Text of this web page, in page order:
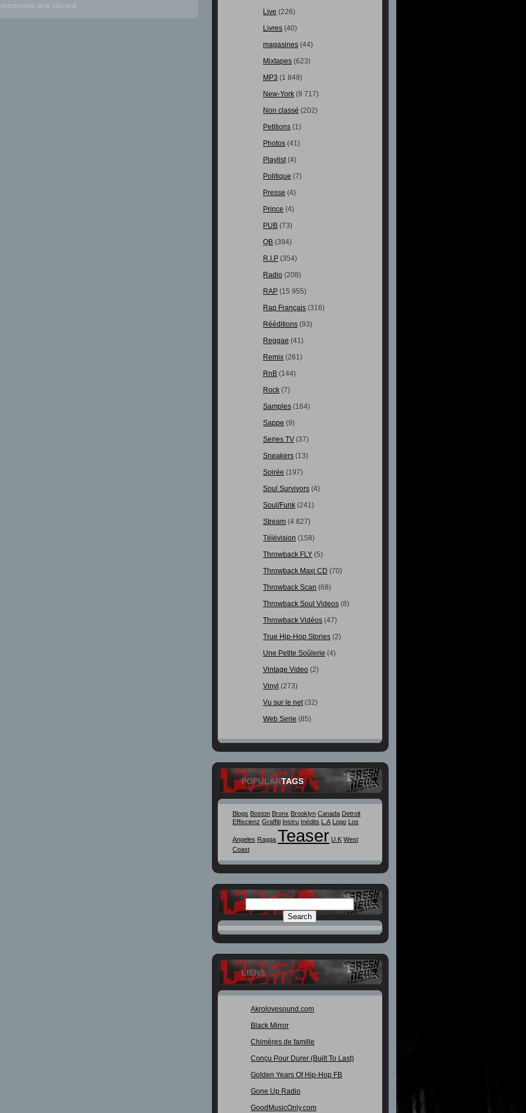
are closed.
Live (226)
Livres (40)
magasines (44)
Mixtapes (623)
MP3 (1 849)
New-York (9 717)
Non classé (202)
Petitions (1)
Photos (41)
Playlist(4)
Politique (7)
Presse (4)
Prince (4)
PUB (73)
QB (394)
R.I.P (354)
Radio (208)
RAP (15 955)
Rap Français (316)
Rééditions (93)
Reggae (41)
Remix (261)
RnB (144)
Rock (7)
Samples (164)
Sappe (9)
Series TV (37)
Sneakers (13)
Soirée (197)
Soul Survivors (4)
Soul/Funk (241)
Stream (4 827)
Télévision (158)
Throwback FLY (5)
Throwback Maxi CD (70)
Throwback Scan (68)
Throwback Soul Videos (8)
Throwback Vidéos (47)
True Hip-Hop Stories (2)
Une Petite Soûlerie (4)
Vintage Video (2)
Vinyl (273)
Vu sur le net(32)
Web Serie (85)
POPULARTAGS
Blogs Boston Bronx Brooklyn Canada Detroit
Effiscienz Graffiti Instru Inédits L.A Logo Los
Angeles Ragga Teaser U.K West
Coast
LIENS
Akrolovesound.com
Black Mirror
Chimères de famille
Conçu Pour Durer (Built To Last)
Golden Years Of Hip-Hop FB
Gone Up Radio
GoodMusicOnly.com